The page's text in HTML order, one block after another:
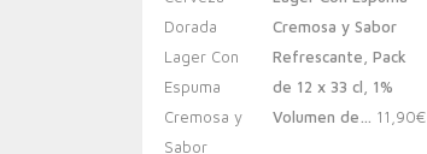
Cremosa y Sabor
Refrescante, Pack
de 12 x 33 cl, 1%
Volumen de… 11,90€